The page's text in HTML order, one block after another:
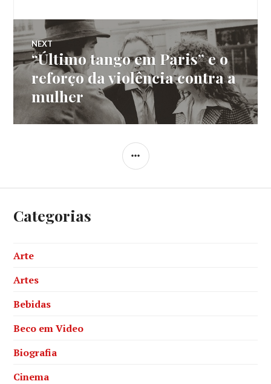
Post
NEXT
Next
post:
“Último tango em Paris” e o
reforço da violência contra a
mulher
SIDEBAR
Categorias
Arte
Artes
Bebidas
Beco em Video
Biografia
Cinema